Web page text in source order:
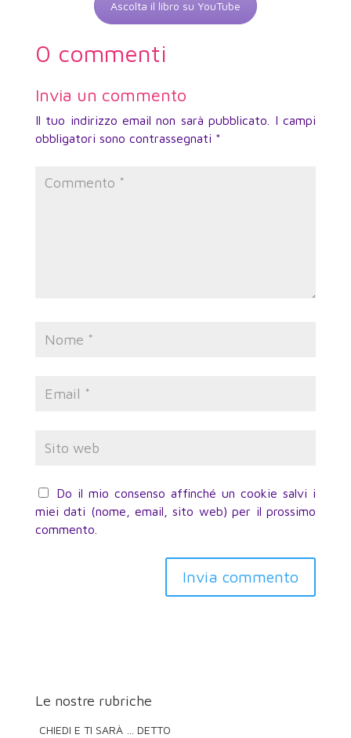
Ascolta il libro su YouTube
0 commenti
Invia un commento
Il tuo indirizzo email non sarà pubblicato.
I campi
obbligatori sono contrassegnati *
Do il mio consenso affinché un cookie salvi i
miei dati (nome, email, sito web) per il prossimo
commento.
Invia commento
Le nostre rubriche
CHIEDI E TI SARÀ … DETTO